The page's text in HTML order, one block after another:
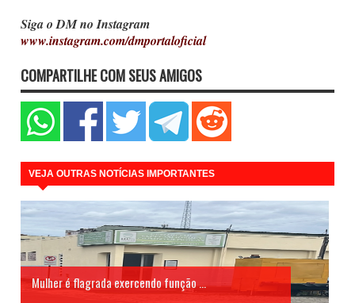
Siga o DM no Instagram
www.instagram.com/dmportaloficial
COMPARTILHE COM SEUS AMIGOS
VEJA OUTRAS NOTÍCIAS IMPORTANTES
Mulher é flagrada exercendo função ...